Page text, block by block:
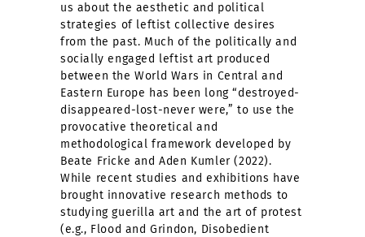
us about the aesthetic and political
strategies of leftist collective desires
from the past. Much of the politically and
socially engaged leftist art produced
between the World Wars in Central and
Eastern Europe has been long “destroyed-
disappeared-lost-never were,” to use the
provocative theoretical and
methodological framework developed by
Beate Fricke and Aden Kumler (2022).
While recent studies and exhibitions have
brought innovative research methods to
studying guerilla art and the art of protest
(e.g., Flood and Grindon, Disobedient